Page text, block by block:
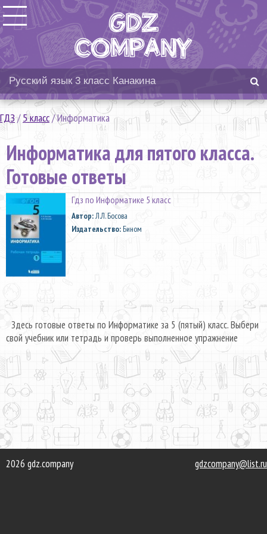
ГДЗ/5 класс/Информатика
Информатика для пятого класса.
Готовые ответы
Гдз по Информатике 5 класс
Автор:Л.Л. Босова
Издательство:Бином
Здесь готовые ответы по Информатике за 5 (пятый) класс. Выбери
свой учебник или тетрадь и проверь выполненное упражнение
2026 gdz.company gdzcompany@list.ru